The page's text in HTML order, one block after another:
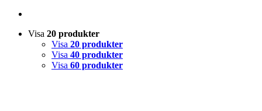
Visa 20 produkter
Visa 20 produkter
Visa 40 produkter
Visa 60 produkter